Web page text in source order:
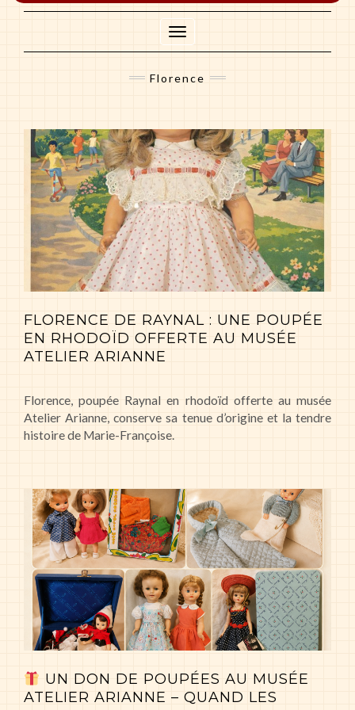
header
Toggle
Navigation
Florence
FLORENCE DE RAYNAL : UNE POUPÉE
EN RHODOÏD OFFERTE AU MUSÉE
ATELIER ARIANNE
Florence, poupée Raynal en rhodoïd offerte au musée
Atelier Arianne, conserve sa tenue d’origine et la tendre
histoire de Marie-Françoise.
UN DON DE POUPÉES AU MUSÉE
ATELIER ARIANNE – QUAND LES